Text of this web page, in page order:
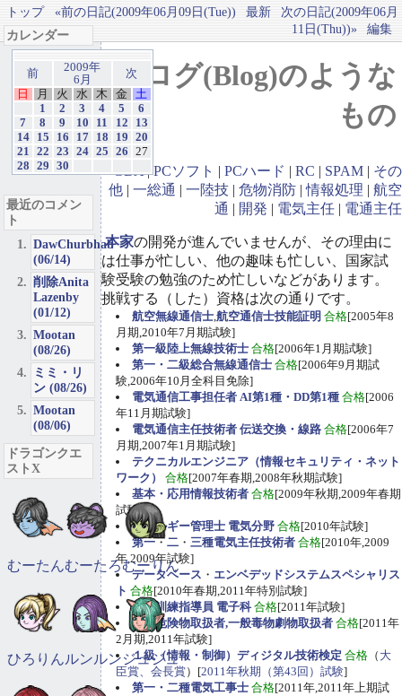
トップ «前の日記(2009年06月09日(Tue)) 最新
次の日記(2009年06月
11日(Thu))»
編集
ブログ(Blog)のような
もの
GBA|PCソフト | PCハード | RC | SPAM | その
他 | 一総通 | 一陸技 | 危物消防 |情報処理 | 航空
通 | 開発 | 電気主任 | 電通主任
本家の開発が進んでいませんが、その理由に
は仕事が忙しい、他の趣味も忙しい、国家試
験受験の勉強のため忙しいなどがあります。
挑戦する（した）資格は次の通りです。
航空無線通信士,航空通信士技能証明 合格[2005年8
月期,2010年7月期試験]
第一級陸上無線技術士 合格[2006年1月期試験]
第一・二級総合無線通信士 合格[2006年9月期試
験,2006年10月全科目免除]
電気通信工事担任者 AI第1種・DD第1種 合格[2006
年11月期試験]
電気通信主任技術者 伝送交換・線路 合格[2006年7
月期,2007年1月期試験]
テクニカルエンジニア（情報セキュリティ・ネット
ワーク）
合格[2007年春期,2008年秋期試験]
基本・応用情報技術者 合格[2009年秋期,2009年春期
試験]
エネルギー管理士 電気分野 合格[2010年試験]
第一・二 ・ 三種電気主任技術者 合格[2010年,2009
年,2009年試験]
データベース ・ エンベデッドシステムスペシャリス
ト 合格[2010年春期,2011年特別試験]
職業訓練指導員 電子科 合格[2011年試験]
甲種危険物取扱者,一般毒物劇物取扱者 合格[2011年
2月期,2011年試験]
１級（情報・制御）ディジタル技術検定 合格 （ 大
臣賞、会長賞）[2011年秋期（第43回）試験]
第一・二種電気工事士 合格[2011年,2011年上期試
カレンダー
前
2009年
6月
次
日
月 火 水 木 金
土
1
2 3 4 5
6
7
8 9 10 11 12
13
14
15 16 17 18 19
20
21
22 23 24 25 26
27
28
29 30
最近のコメン
ト
DawChurbhab
(06/14)
削除Anita
Lazenby
(01/12)
Mootan
(08/26)
ミミ・リ
ン (08/26)
Mootan
(08/06)
ドラゴンクエ
ストX
むーたんむーたろむーりん
ひろりんルンルンジュジュ